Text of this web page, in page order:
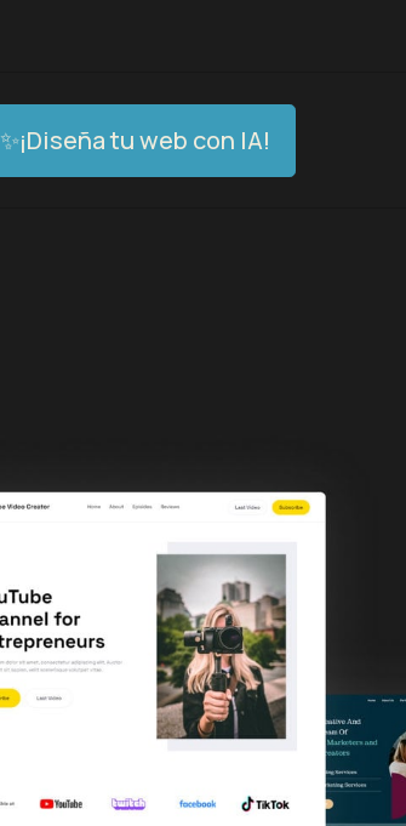
✨¡Diseña tu web con IA!